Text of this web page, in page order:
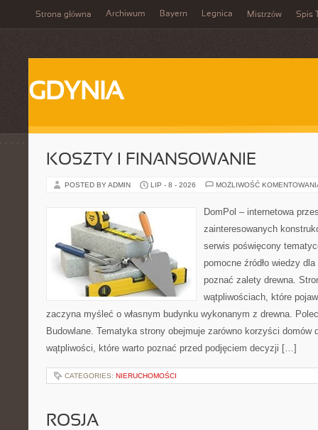
Strona główna Archiwum Bayern Legnica Mistrzów Spis
GDYNIA
KOSZTY I FINANSOWANIE
POSTED BY ADMIN LIP - 8 - 2026 MOŻLIWOŚĆ
DomPol – internetowa
zainteresowanych
serwis poświęcony
pomocne źródło wiedzy
poznać zalety drewna.
wątpliwościach, które
zaczyna myśleć o własnym budynku wykonanym z drewna.
Budowlane. Tematyka strony obejmuje zarówno korzyści domów
wątpliwości, które warto poznać przed podjęciem decyzji […]
CATEGORIES: NIERUCHOMOŚCI
ROSJA